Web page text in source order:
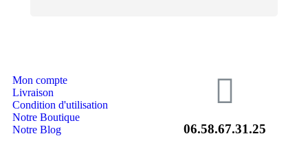
Mon compte
Livraison
Condition d'utilisation
Notre Boutique
Notre Blog
06.58.67.31.25